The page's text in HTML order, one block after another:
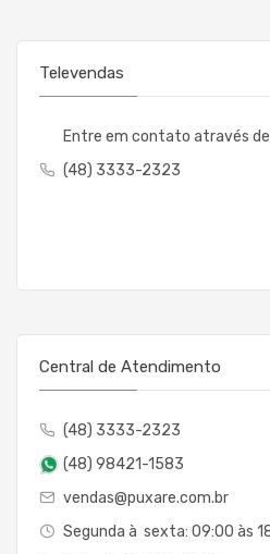
Televendas
Entre em contato através
(48) 3333-2323
Central de Atendimento
(48) 3333-2323
(48) 98421-1583
vendas@puxare.com.br
Segunda à sexta: 09:00 às